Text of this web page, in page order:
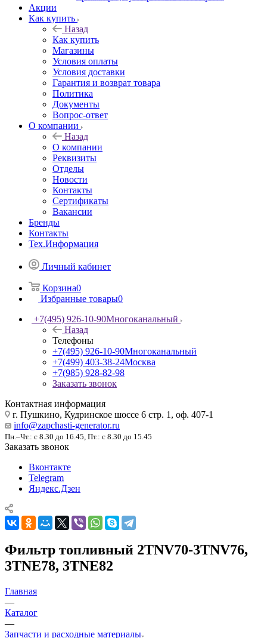
Акции
Как купить
Назад
Как купить
Магазины
Условия оплаты
Условия доставки
Гарантия и возврат товара
Политика
Документы
Вопрос-ответ
О компании
Назад
О компании
Реквизиты
Отделы
Новости
Контакты
Сертификаты
Вакансии
Бренды
Контакты
Тех.Информация
Личный кабинет
Корзина0
Избранные товары0
+7(495) 926-10-90Многоканальный
Назад
Телефоны
+7(495) 926-10-90Многоканальный
+7(499) 403-38-24Москва
+7(985) 928-82-98
Заказать звонок
Контактная информация
г. Пушкино, Кудринское шоссе 6 стр. 1, оф. 407-1
info@zapchasti-generator.ru
Пн.–Чт.: с 8.30 до 16.45, Пт.: с 8.30 до 15.45
Заказать звонок
Вконтакте
Telegram
Яндекс.Дзен
Фильтр топливный 2TNV70-3TNV76,
3TNE78, 3TNE82
Главная
—
Каталог
—
Запчасти и расходные материалы